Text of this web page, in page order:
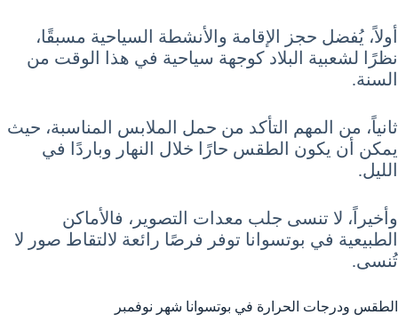
أولاً، يُفضل حجز الإقامة والأنشطة السياحية مسبقًا،
نظرًا لشعبية البلاد كوجهة سياحية في هذا الوقت من
السنة.
ثانياً، من المهم التأكد من حمل الملابس المناسبة، حيث
يمكن أن يكون الطقس حارًا خلال النهار وباردًا في
الليل.
وأخيراً، لا تنسى جلب معدات التصوير، فالأماكن
الطبيعية في بوتسوانا توفر فرصًا رائعة لالتقاط صور لا
تُنسى.
الطقس ودرجات الحرارة في بوتسوانا شهر نوفمبر